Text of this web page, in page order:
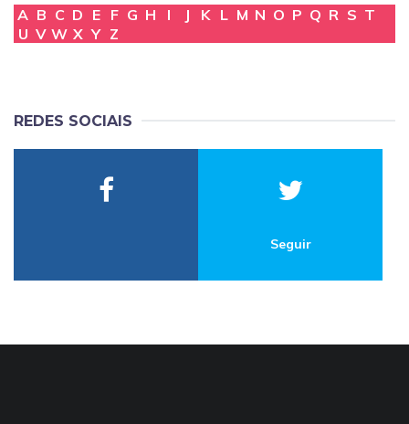
A B C D E F G H I J K L M N O P Q R S T
U V W X Y Z
REDES SOCIAIS
Seguir